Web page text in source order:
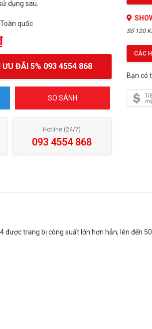
dụng sau.
quốc
ĐÃI 5% 093 4554 868
SO SÁNH
Hotline (24/7)
093 4554 868
Số 120
CÁC
Bạn có
trang bị công suất lớn hơn hẳn, lên đến